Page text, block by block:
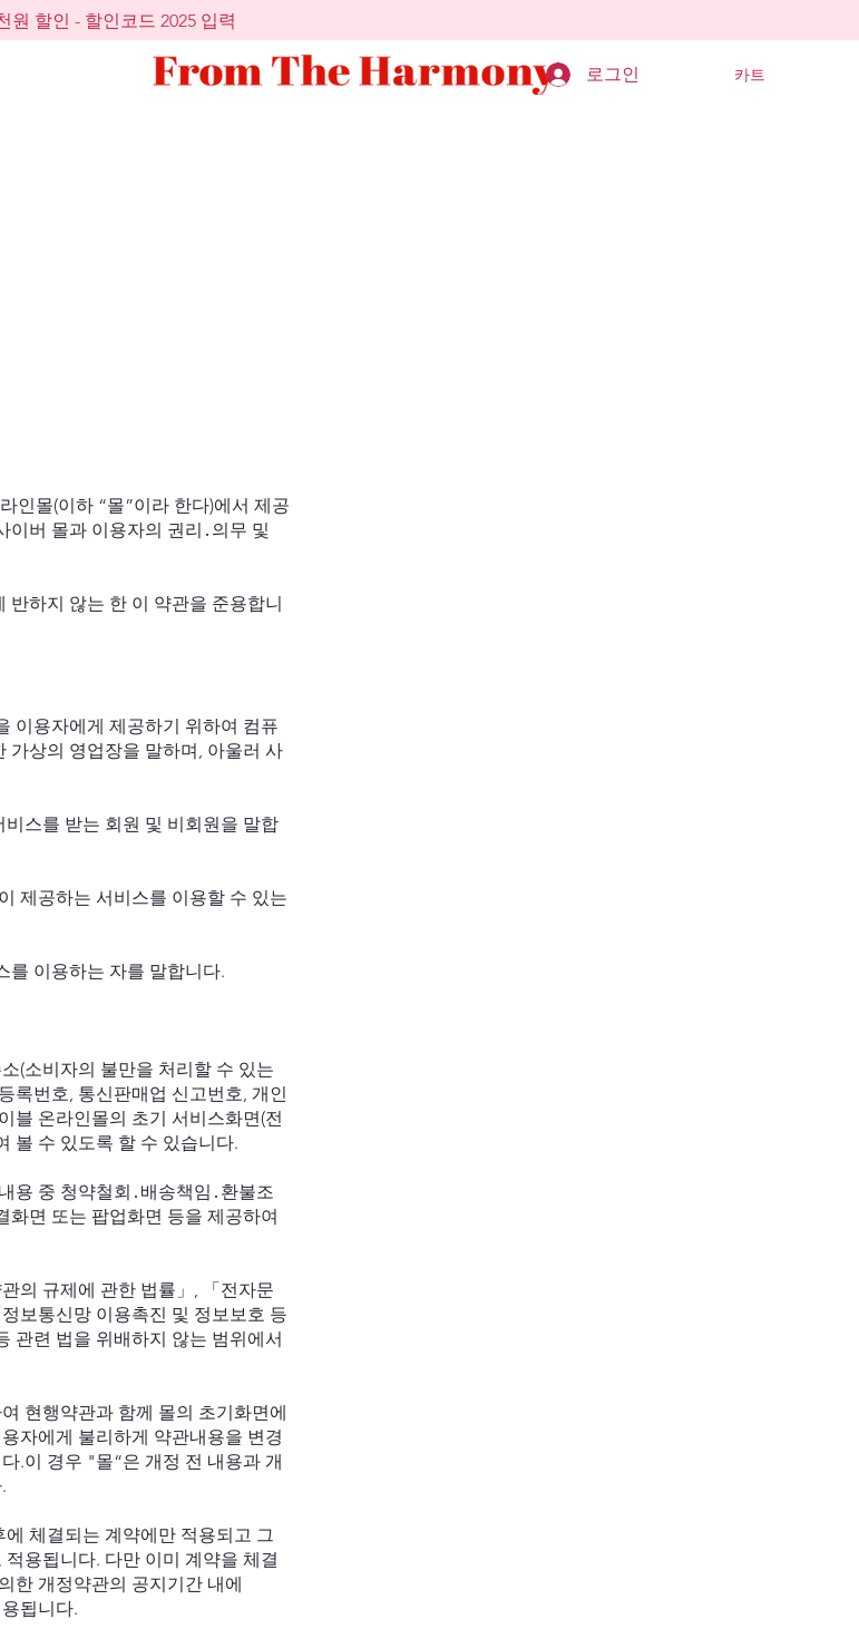
원 할인 - 할인코드 2025 입력
로그인 카트
인몰(이하 “몰”이라 한다)에서 제공
이버 몰과 이용자의 권리․의무 및
하지 않는 한 이 약관을 준용합니
이용자에게 제공하기 위하여 컴퓨
가상의 영업장을 말하며, 아울러 사
스를 받는 회원 및 비회원을 말합
제공하는 서비스를 이용할 수 있는
를 이용하는 자를 말합니다.
(소비자의 불만을 처리할 수 있는
록번호, 통신판매업 신고번호, 개인
블 온라인몰의 초기 서비스화면(전
볼 수 있도록 할 수 있습니다.
용 중 청약철회․배송책임․환불조
화면 또는 팝업화면 등을 제공하여
의 규제에 관한 법률」, 「전자문
보통신망 이용촉진 및 정보보호 등
관련 법을 위배하지 않는 범위에서
현행약관과 함께 몰의 초기화면에
자에게 불리하게 약관내용을 변경
.이 경우 "몰“은 개정 전 내용과 개
체결되는 계약에만 적용되고 그
용됩니다. 다만 이미 계약을 체결
한 개정약관의 공지기간 내에
됩니다.